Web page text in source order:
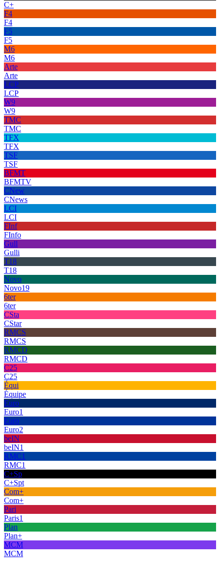
C+
F4
F4
F5
F5
M6
M6
Arte
Arte
LCP
LCP
W9
W9
TMC
TMC
TFX
TFX
TSF
TSF
BFMT
BFMTV
CNew
CNews
LCI
LCI
FInf
FInfo
Gull
Gulli
T18
T18
Novo
Novo19
6ter
6ter
CSta
CStar
RMCS
RMCS
RMCD
RMCD
C25
C25
Équi
Équipe
Euro
Euro1
Euro
Euro2
beIN
beIN1
RMC1
RMC1
C+Sp
C+Spt
Com+
Com+
Pari
Paris1
Plan
Plan+
MCM
MCM